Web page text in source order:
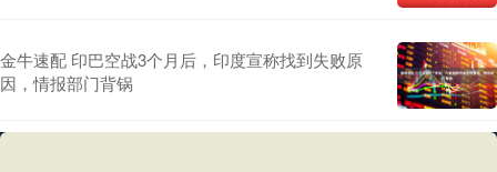
金牛速配 印巴空战3个月后，印度宣称找到失败原
因，情报部门背锅